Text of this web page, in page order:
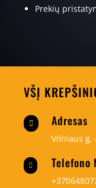
Prekių
VŠĮ
 Adresas
Vilniaus g.
 Telefono